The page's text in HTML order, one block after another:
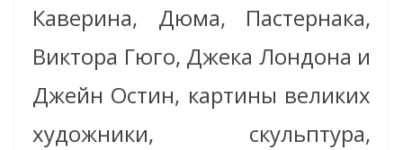
Каверина, Дюма, Пастернака,
Виктора Гюго, Джека Лондона и
Джейн Остин, картины великих
художники, скульптура,